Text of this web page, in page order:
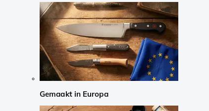
Gemaakt in Europa